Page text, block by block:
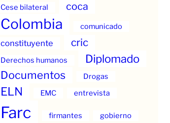
Cese bilateral coca
Colombia comunicado
constituyente cric
Derechos humanos Diplomado
Documentos Drogas
ELN EMC entrevista
Farc firmantes
gobierno